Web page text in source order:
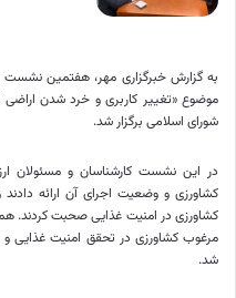
به گزارش خبرگزاری مهر، هفتمین نشست
موضوع «تغییر کاربری و خرد شدن
شورای اسلامی برگزار شد.
در این نشست کارشناسان و مسئولان
کشاورزی و وضعیت اجرای آن ارائه دادند
کشاورزی در امنیت غذایی صحبت کردند.
مرغوب کشاورزی در تحقق امنیت غذایی و
شد.